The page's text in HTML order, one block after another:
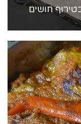
חושים